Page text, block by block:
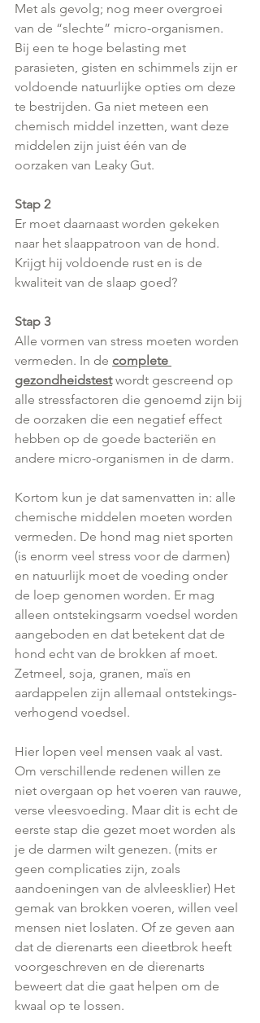
Met als gevolg; nog meer overgroei
van de “slechte” micro-organismen.
Bij een te hoge belasting met
parasieten, gisten en schimmels zijn er
voldoende natuurlijke opties om deze
te bestrijden. Ga niet meteen een
chemisch middel inzetten, want deze
middelen zijn juist één van de
oorzaken van Leaky Gut.
Stap 2
Er moet daarnaast worden gekeken
naar het slaappatroon van de hond.
Krijgt hij voldoende rust en is de
kwaliteit van de slaap goed?
Stap 3
Alle vormen van stress moeten worden
vermeden. In de complete
gezondheidstest wordt gescreend op
alle stressfactoren die genoemd zijn bij
de oorzaken die een negatief effect
hebben op de goede bacteriën en
andere micro-organismen in de darm.
Kortom kun je dat samenvatten in: alle
chemische middelen moeten worden
vermeden. De hond mag niet sporten
(is enorm veel stress voor de darmen)
en natuurlijk moet de voeding onder
de loep genomen worden. Er mag
alleen ontstekingsarm voedsel worden
aangeboden en dat betekent dat de
hond echt van de brokken af moet.
Zetmeel, soja, granen, maïs en
aardappelen zijn allemaal ontstekings-
verhogend voedsel.
Hier lopen veel mensen vaak al vast.
Om verschillende redenen willen ze
niet overgaan op het voeren van rauwe,
verse vleesvoeding. Maar dit is echt de
eerste stap die gezet moet worden als
je de darmen wilt genezen. (mits er
geen complicaties zijn, zoals
aandoeningen van de alvleesklier) Het
gemak van brokken voeren, willen veel
mensen niet loslaten. Of ze geven aan
dat de dierenarts een dieetbrok heeft
voorgeschreven en de dierenarts
beweert dat die gaat helpen om de
kwaal op te lossen.